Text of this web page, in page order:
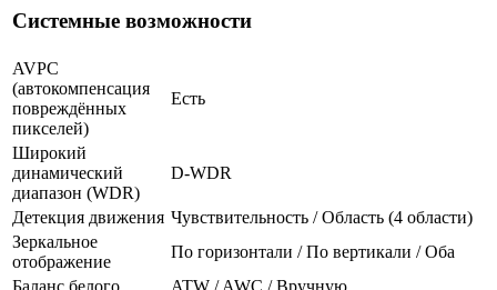
Системные возможности
AVPC
(автокомпенсация
повреждённых
пикселей)
Есть
Широкий
динамический
диапазон (WDR)
D-WDR
Детекция движения Чувствительность / Область (4 области)
Зеркальное
отображение
По горизонтали / По вертикали / Оба
Баланс белого
ATW / AWC / Вручную